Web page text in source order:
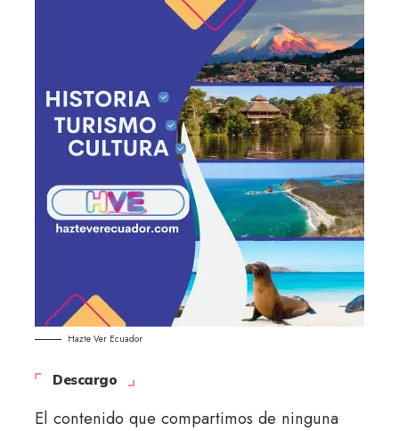
Hazte Ver Ecuador
Descargo
El contenido que compartimos de ninguna